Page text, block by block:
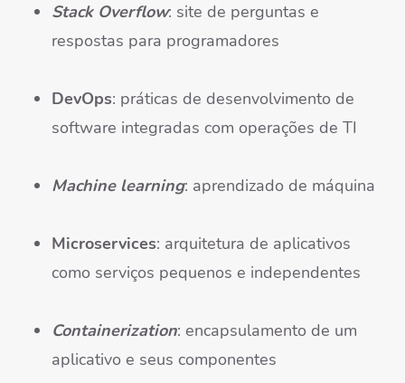
Stack Overflow: site de perguntas e
respostas para programadores
DevOps: práticas de desenvolvimento de
software integradas com operações de TI
Machine learning: aprendizado de máquina
Microservices: arquitetura de aplicativos
como serviços pequenos e independentes
Containerization: encapsulamento de um
aplicativo e seus componentes